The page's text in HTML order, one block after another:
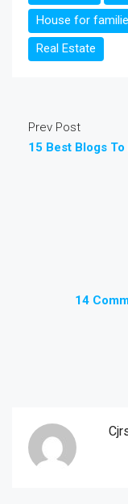
House for
Real Estate
Prev Post
15 Best Blogs
14